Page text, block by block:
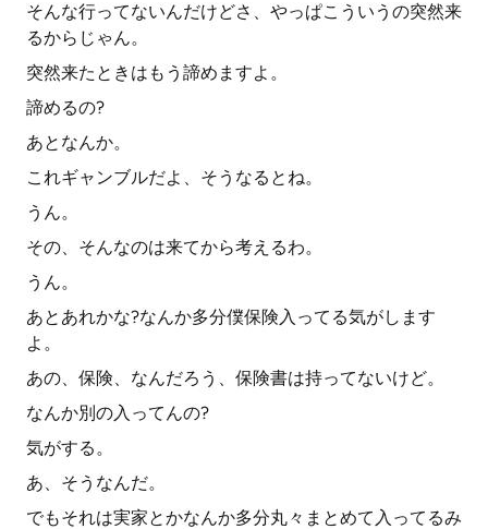
そんな行ってないんだけどさ、やっぱこういうの突然来
るからじゃん。
突然来たときはもう諦めますよ。
諦めるの?
あとなんか。
これギャンブルだよ、そうなるとね。
うん。
その、そんなのは来てから考えるわ。
うん。
あとあれかな?なんか多分僕保険入ってる気がします
よ。
あの、保険、なんだろう、保険書は持ってないけど。
なんか別の入ってんの?
気がする。
あ、そうなんだ。
でもそれは実家とかなんか多分丸々まとめて入ってるみ